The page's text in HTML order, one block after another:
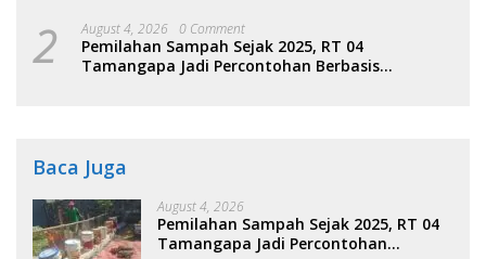
2 August 4, 2026 0 Comment
Pemilahan Sampah Sejak 2025, RT 04
Tamangapa Jadi Percontohan Berbasis
Baca Juga
August 4, 2026
Pemilahan Sampah Sejak 2025, RT 04
Tamangapa Jadi Percontohan